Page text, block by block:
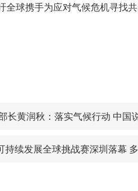
球携手为应对气候危机寻找
长黄润秋：落实气候行动 中国
持续发展全球挑战赛深圳落幕